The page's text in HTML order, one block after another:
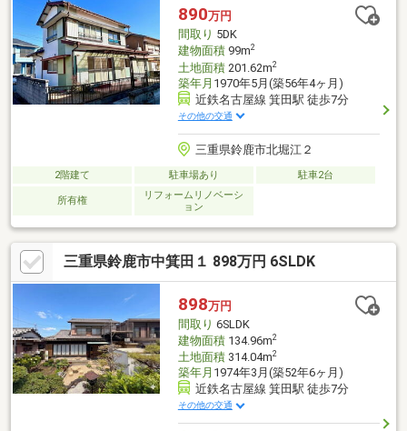
890万円
間取り 5DK
建物面積99m2
土地面積201.62m2
築年月 1970年5月(築56年4ヶ月)
近鉄名古屋線 箕田駅 徒歩7分
その他の交通
三重県鈴鹿市北堀江２
2階建て 駐車場あり 駐車2台
所有権
リフォームリノベーシ
ョン
三重県鈴鹿市中箕田１ 898万円 6SLDK
898万円
間取り 6SLDK
建物面積134.96m2
土地面積314.04m2
築年月 1974年3月(築52年6ヶ月)
近鉄名古屋線 箕田駅 徒歩7分
その他の交通